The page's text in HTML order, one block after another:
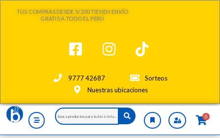
TUS COMPRAS DESDE S/200 TIENEN ENVÍO
GRATIS A TODO EL PERÚ
9777 42687
Sorteos
Nuestras ubicaciones
Search
...
0